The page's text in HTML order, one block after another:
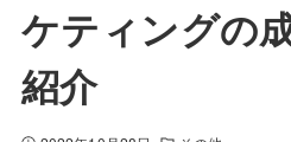
ケティングの
紹介